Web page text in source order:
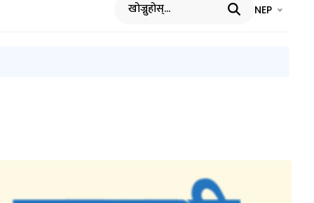
खोज्नुहोस् भाषा चयन
NEP